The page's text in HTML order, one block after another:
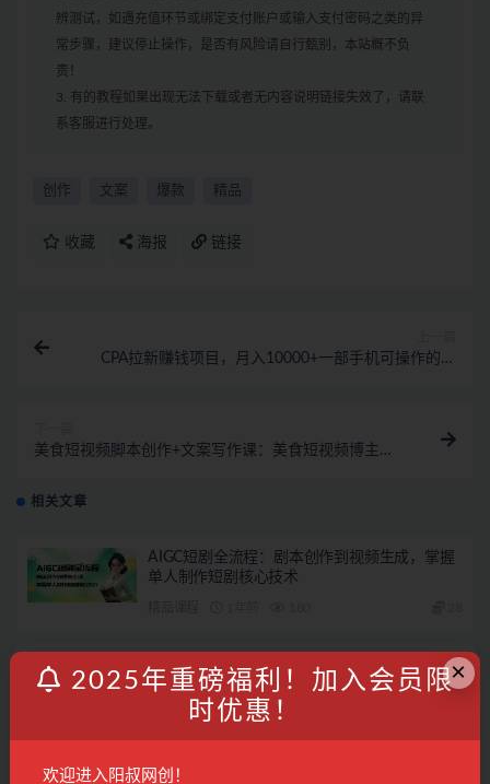
辨测试，如遇充值环节或绑定支付账户或输入支付密码之类的异
常步骤，建议停止操作，是否有风险请自行甄别，本站概不负
责！
3. 有的教程如果出现无法下载或者无内容说明链接失效了，请联
系客服进行处理。
创作 文案 爆款 精品
收藏 海报 链接
CPA拉新赚钱项目，月入10000+一部手机可操作的副
美食短视频脚本创作+文案写作课：美食短视频博主必
相关文章
AIGC短剧全流程：剧本创作到视频生成，掌握
单人制作短剧核心技术
小红书电商从0到精通：开店篇-选品篇-笔记篇-
剪辑篇-赛道篇 快速做出爆款
电商运营 3年前
影视混剪爆款思维拆解 从混剪认知到0粉小号案
×
2025年重磅福利！加入会员限
时优惠！
欢迎进入阳叔网创！